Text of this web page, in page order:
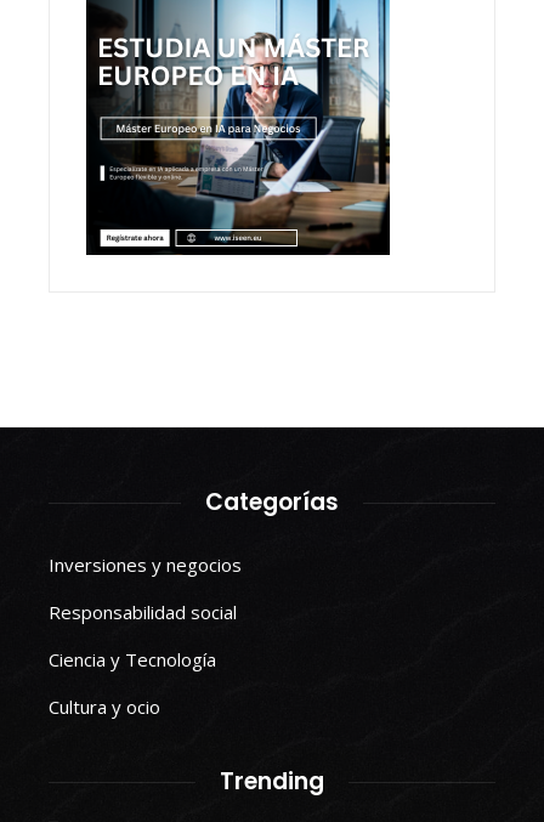
Categorías
Inversiones y negocios
Responsabilidad social
Ciencia y Tecnología
Cultura y ocio
Trending